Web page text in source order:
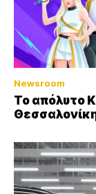
Newsroom
Το απόλυτο